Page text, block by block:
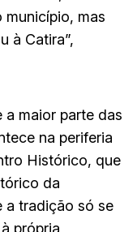
município, mas
à Catira”,
maior parte das
na periferia
Histórico, que
da
a tradição só se
própria